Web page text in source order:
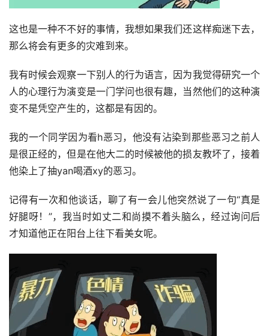
这也是一种不不好的事情，我想如果我们还这样痴迷下去，
那么将会有更多的灾难到来。
我有时候会观察一下别人的行为语言，因为我觉得研究一个
人的心理行为演变是一门学问也很有趣，当然他们的这种演
变不是凭空产生的，这都是有因的。
我的一个同学因为看h恶习，他没有沾染到那些恶习之前人
是很正经的，但是在他大二的时候被他的损友教坏了，接着
他染上了抽yan喝酒xy的恶习。
记得有一次和他谈话，聊了有一会儿他突然说了一句“真是
好腿呀！”，我当时如丈二和尚摸不着头脑么，经过询问后
才知道他正在阳台上往下看美女呢。